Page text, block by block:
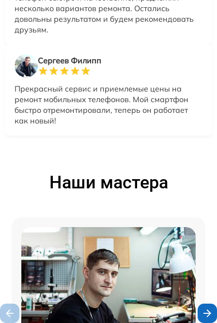
несколько вариантов ремонта. Остались
довольны результатом и будем рекомендовать
друзьям.
Сергеев Филипп
Прекрасный сервис и приемлемые цены на
ремонт мобильных телефонов. Мой смартфон
быстро отремонтировали, теперь он работает
как новый!
Наши мастера